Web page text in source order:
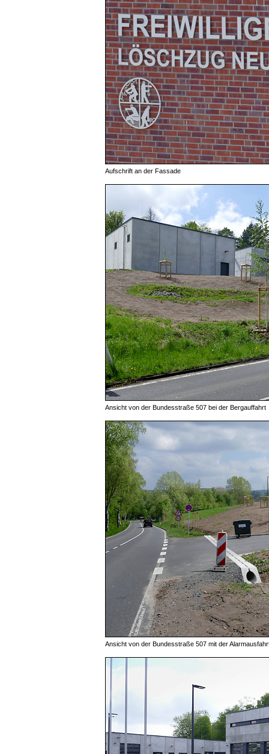
Aufschrift an der Fassade
Ansicht von der Bundesstraße 507 bei der Bergauffahrt
Ansicht von der Bundesstraße 507 mit der